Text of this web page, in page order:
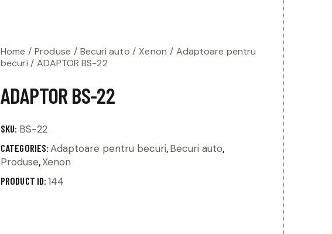
Home Produse Becuri auto Xenon
Adaptoare pentru
becuri
ADAPTOR BS-22
ADAPTOR BS-22
SKU: BS-22
CATEGORIES: Adaptoare pentru becuri, Becuri auto,
Produse, Xenon
PRODUCT ID:144